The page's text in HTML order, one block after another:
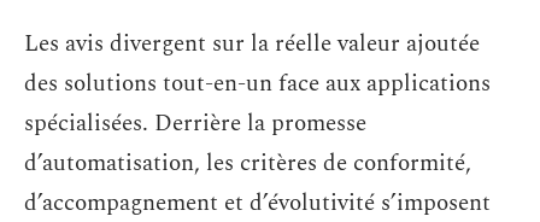
Les avis divergent sur la réelle valeur ajoutée
des solutions tout-en-un face aux applications
spécialisées. Derrière la promesse
d’automatisation, les critères de conformité,
d’accompagnement et d’évolutivité s’imposent